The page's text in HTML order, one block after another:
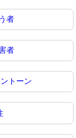
者
者
トーン